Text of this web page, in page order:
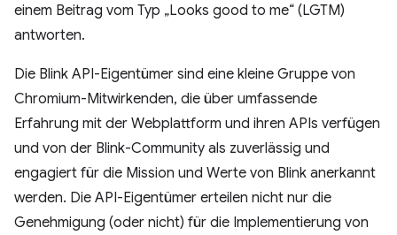
einem Beitrag vom Typ „Looks good to me“ (LGTM)
antworten.
Die Blink API-Eigentümer sind eine kleine Gruppe von
Chromium-Mitwirkenden, die über umfassende
Erfahrung mit der Webplattform und ihren APIs verfügen
und von der Blink-Community als zuverlässig und
engagiert für die Mission und Werte von Blink anerkannt
werden. Die API-Eigentümer erteilen nicht nur die
Genehmigung (oder nicht) für die Implementierung von